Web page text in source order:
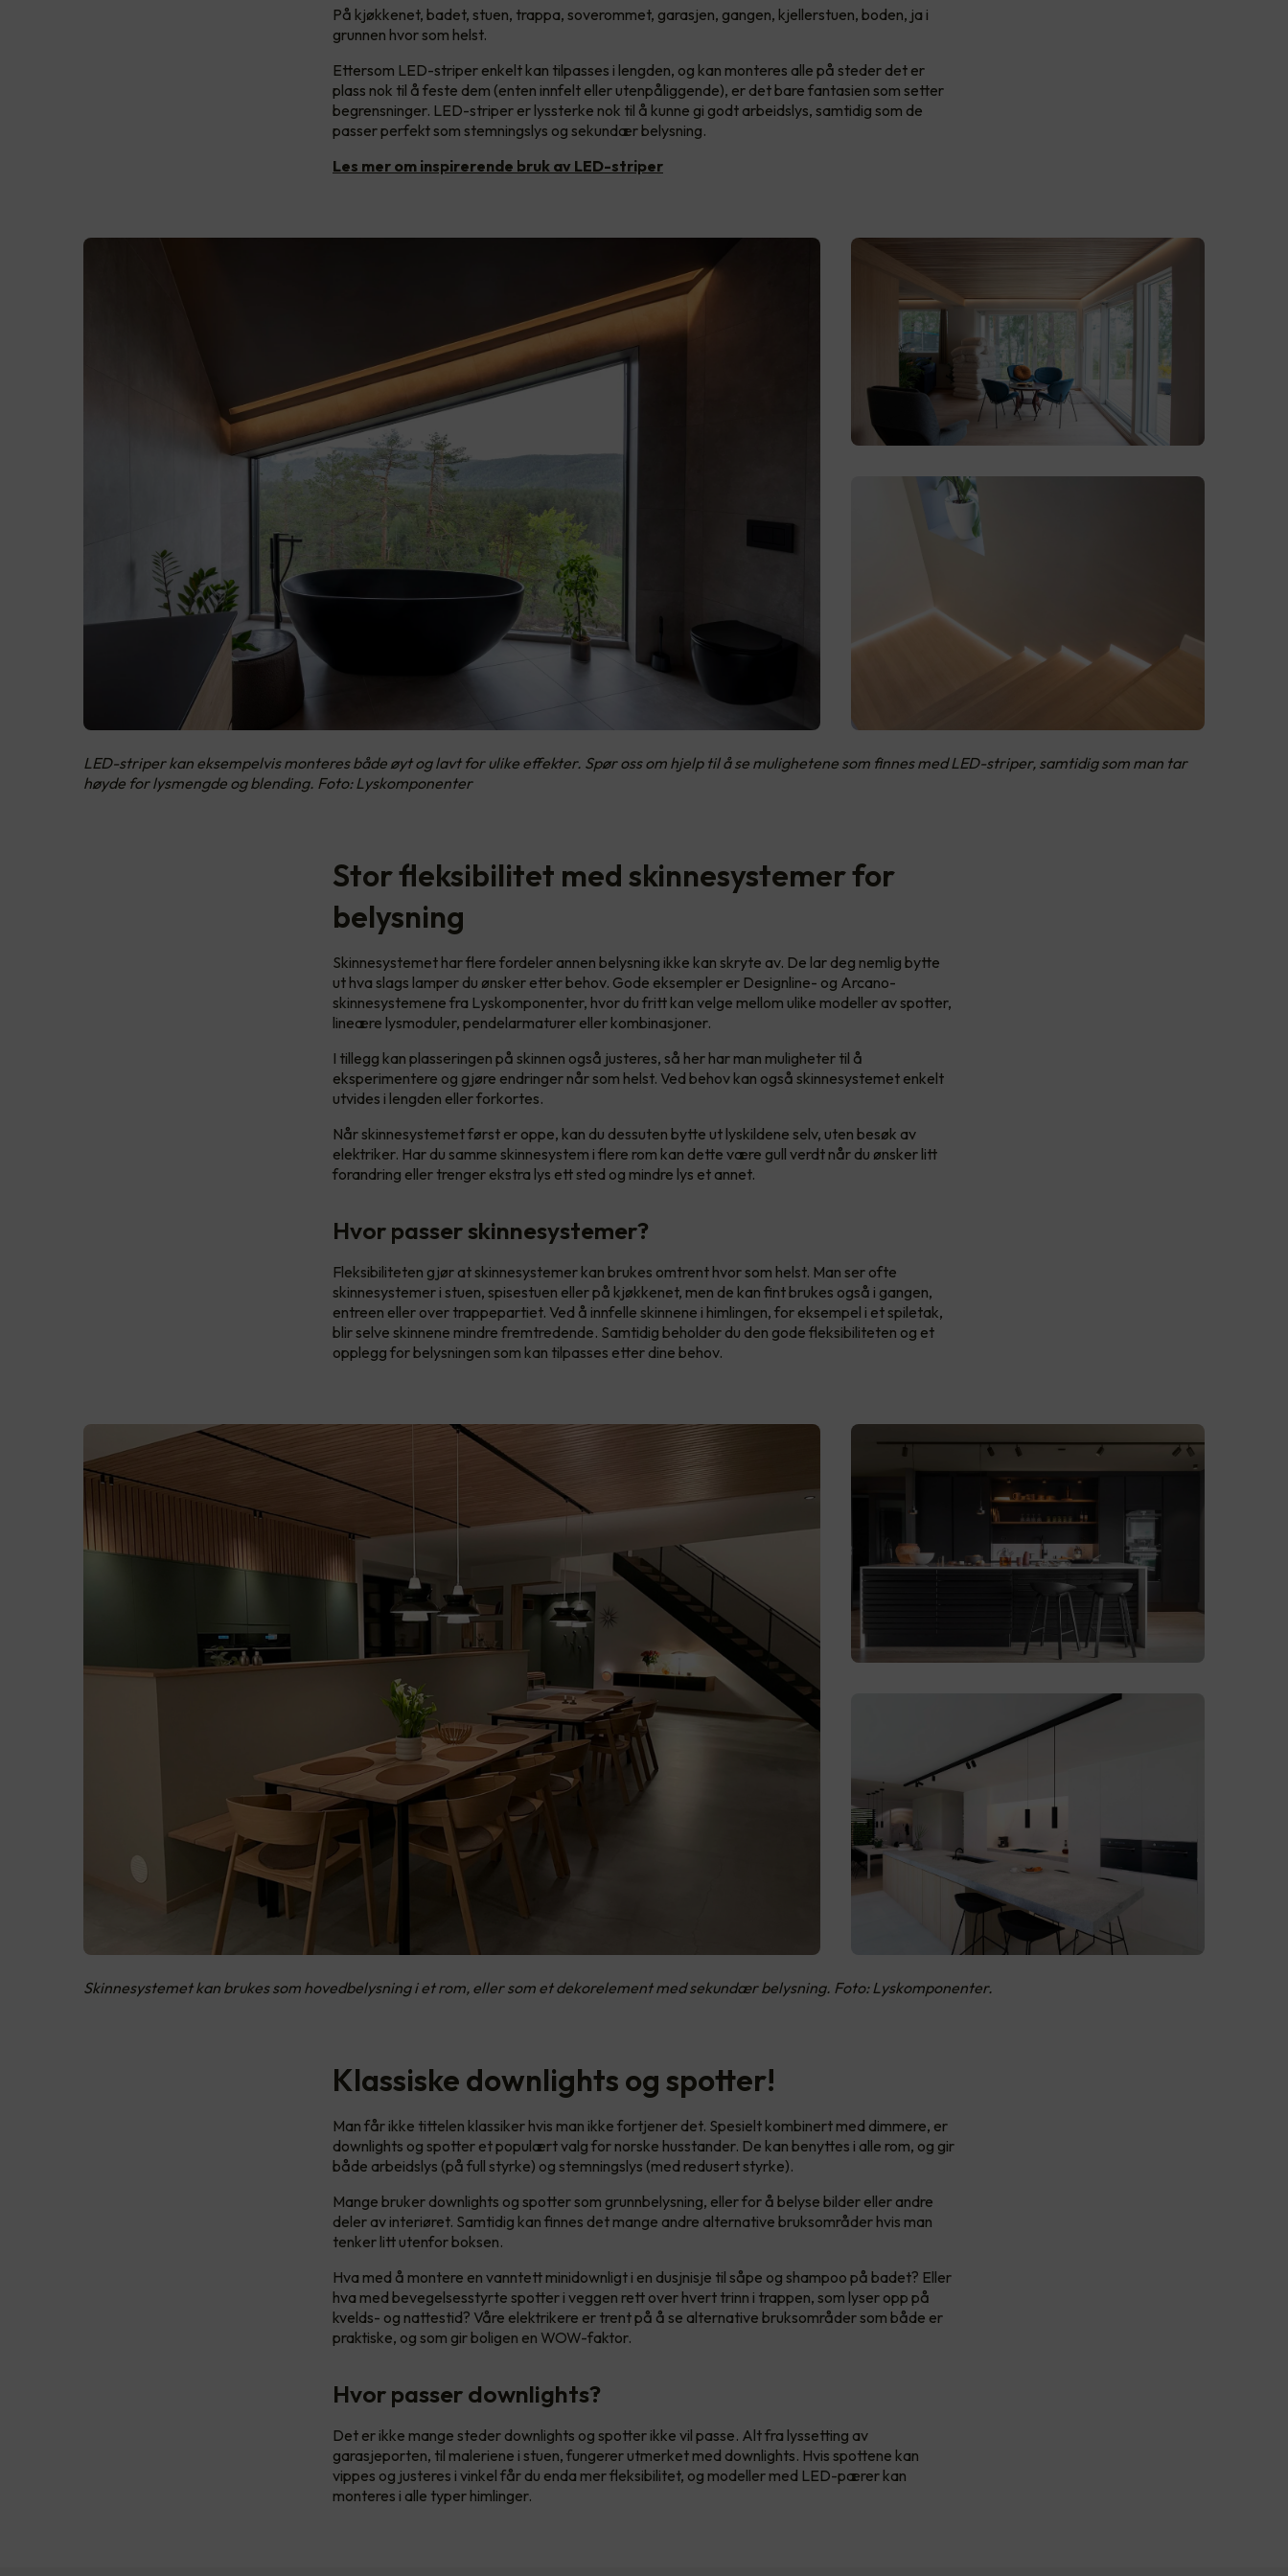
På kjøkkenet, badet, stuen, trappa, soverommet, garasjen, gangen, kjellerstuen, boden, ja i
grunnen hvor som helst.
Ettersom LED-striper enkelt kan tilpasses i lengden, og kan monteres alle på steder det er
plass nok til å feste dem (enten innfelt eller utenpåliggende), er det bare fantasien som setter
begrensninger. LED-striper er lyssterke nok til å kunne gi godt arbeidslys, samtidig som de
passer perfekt som stemningslys og sekundær belysning.
Les mer om inspirerende bruk av LED-striper
LED-striper kan eksempelvis monteres både øyt og lavt for ulike effekter. Spør oss om hjelp til å se mulighetene som finnes med LED-striper, samtidig som man tar
høyde for lysmengde og blending. Foto: Lyskomponenter
Stor fleksibilitet med skinnesystemer for
belysning
Skinnesystemet har flere fordeler annen belysning ikke kan skryte av. De lar deg nemlig bytte
ut hva slags lamper du ønsker etter behov. Gode eksempler er Designline- og Arcano-
skinnesystemene fra Lyskomponenter, hvor du fritt kan velge mellom ulike modeller av spotter,
lineære lysmoduler, pendelarmaturer eller kombinasjoner.
I tillegg kan plasseringen på skinnen også justeres, så her har man muligheter til å
eksperimentere og gjøre endringer når som helst. Ved behov kan også skinnesystemet enkelt
utvides i lengden eller forkortes.
Når skinnesystemet først er oppe, kan du dessuten bytte ut lyskildene selv, uten besøk av
elektriker. Har du samme skinnesystem i flere rom kan dette være gull verdt når du ønsker litt
forandring eller trenger ekstra lys ett sted og mindre lys et annet.
Hvor passer skinnesystemer?
Fleksibiliteten gjør at skinnesystemer kan brukes omtrent hvor som helst. Man ser ofte
skinnesystemer i stuen, spisestuen eller på kjøkkenet, men de kan fint brukes også i gangen,
entreen eller over trappepartiet. Ved å innfelle skinnene i himlingen, for eksempel i et spiletak,
blir selve skinnene mindre fremtredende. Samtidig beholder du den gode fleksibiliteten og et
opplegg for belysningen som kan tilpasses etter dine behov.
Skinnesystemet kan brukes som hovedbelysning i et rom, eller som et dekorelement med sekundær belysning. Foto: Lyskomponenter.
Klassiske downlights og spotter!
Man får ikke tittelen klassiker hvis man ikke fortjener det. Spesielt kombinert med dimmere, er
downlights og spotter et populært valg for norske husstander. De kan benyttes i alle rom, og gir
både arbeidslys (på full styrke) og stemningslys (med redusert styrke).
Mange bruker downlights og spotter som grunnbelysning, eller for å belyse bilder eller andre
deler av interiøret. Samtidig kan finnes det mange andre alternative bruksområder hvis man
tenker litt utenfor boksen.
Hva med å montere en vanntett minidownligt i en dusjnisje til såpe og shampoo på badet? Eller
hva med bevegelsesstyrte spotter i veggen rett over hvert trinn i trappen, som lyser opp på
kvelds- og nattestid? Våre elektrikere er trent på å se alternative bruksområder som både er
praktiske, og som gir boligen en WOW-faktor.
Hvor passer downlights?
Det er ikke mange steder downlights og spotter ikke vil passe. Alt fra lyssetting av
garasjeporten, til maleriene i stuen, fungerer utmerket med downlights. Hvis spottene kan
vippes og justeres i vinkel får du enda mer fleksibilitet, og modeller med LED-pærer kan
monteres i alle typer himlinger.